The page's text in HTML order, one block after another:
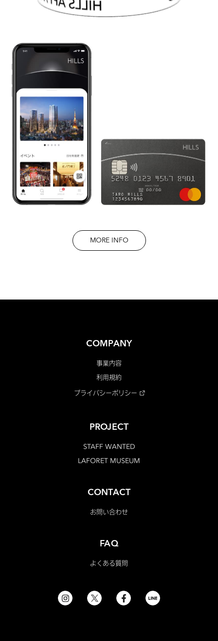
MORE INFO
COMPANY
事業内容
利用規約
プライバシーポリシー
PROJECT
STAFF WANTED
LAFORET MUSEUM
CONTACT
お問い合わせ
FAQ
よくある質問